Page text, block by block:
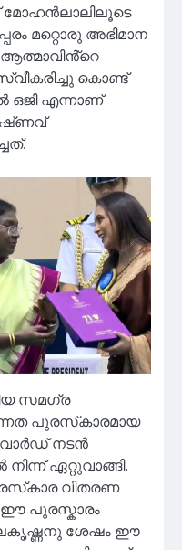
മോഹൻലാലിലൂടെ
മറ്റൊരു അഭിമാന
ആത്മാവിൻ്റെ
കൊണ്ട്
എന്നാണ്
സമഗ്ര
പുരസ്‌കാരമായ
നടൻ
ഏറ്റുവാങ്ങി.
വിതരണ
ഈ പുരസ്കാരം
ശേഷം ഈ